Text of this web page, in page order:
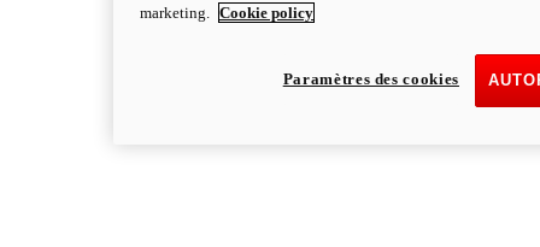
marketing.
Cookie policy
Paramètres des cookies